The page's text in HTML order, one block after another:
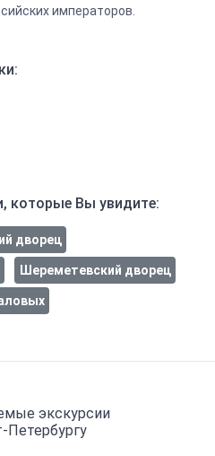
императоров.
которые Вы увидите:
дворец
Шереметевский дворец
экскурсии
Петербургу